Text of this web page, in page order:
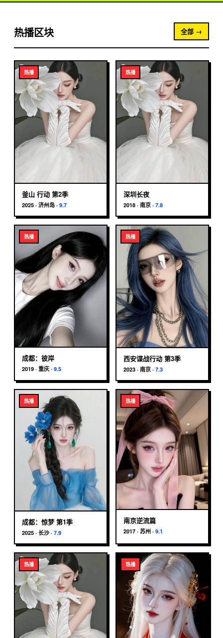
热播区块 全部 →
热播
釜山 行动 第2季
2025 · 济州岛 · 9.7
热播
深圳长夜
2018 · 南京 · 7.8
热播
成都：彼岸
2019 · 重庆 · 9.5
热播
西安谍战行动 第3季
2023 · 南京 · 7.3
热播
成都：惊梦 第1季
2025 · 长沙 · 7.9
热播
南京逆流篇
2017 · 苏州 · 9.1
热播 热播